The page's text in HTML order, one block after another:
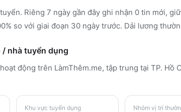
Riêng 7 ngày gần đây ghi nhận 0 tin mới,
so với giai đoạn 30 ngày trước. Dải lương
nhà tuyển dụng
động trên LàmThêm.me, tập trung tại TP. Hồ
Khu vực tuyển dụng Nhóm vị trí